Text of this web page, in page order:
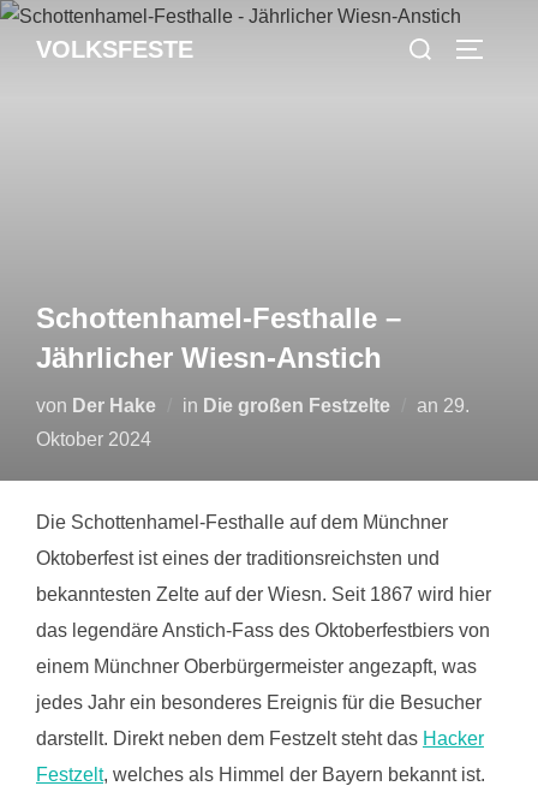
Zum
InhaltVOLKSFESTE
Suchen
Schottenhamel-Festhalle –
Jährlicher Wiesn-Anstich
von Der Hake in Die großen Festzelte an 29.
Oktober 2024
Die Schottenhamel-Festhalle auf dem Münchner
Oktoberfest ist eines der traditionsreichsten und
bekanntesten Zelte auf der Wiesn. Seit 1867 wird hier
das legendäre Anstich-Fass des Oktoberfestbiers von
einem Münchner Oberbürgermeister angezapft, was
jedes Jahr ein besonderes Ereignis für die Besucher
darstellt. Direkt neben dem Festzelt steht das Hacker
Festzelt, welches als Himmel der Bayern bekannt ist.